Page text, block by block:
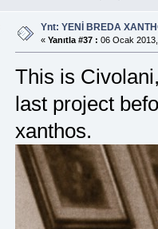
Ynt: YENİ BREDA
« Yanıtla #37 : 06 Ocak
This is
last project
xanthos.